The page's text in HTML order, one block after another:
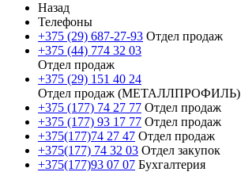
Назад
Телефоны
+375 (29) 687-27-93 Отдел продаж
+375 (44) 774 32 03
Отдел продаж
+375 (29) 151 40 24
Отдел продаж (МЕТАЛЛПРОФИЛЬ)
+375 (177) 74 27 77 Отдел продаж
+375 (177) 93 17 77 Отдел продаж
+375(177)74 27 47 Отдел продаж
+375(177) 74 32 03 Отдел закупок
+375(177)93 07 07 Бухгалтерия